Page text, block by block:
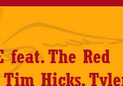
feat. The Red
Hicks,